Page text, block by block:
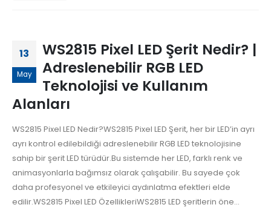
13
May
WS2815 Pixel LED Şerit Nedir? |
Adreslenebilir RGB LED
Teknolojisi ve Kullanım
Alanları
WS2815 Pixel LED Nedir?WS2815 Pixel LED Şerit, her bir LED’in ayrı
ayrı kontrol edilebildiği adreslenebilir RGB LED teknolojisine
sahip bir şerit LED türüdür.Bu sistemde her LED, farklı renk ve
animasyonlarla bağımsız olarak çalışabilir. Bu sayede çok
daha profesyonel ve etkileyici aydınlatma efektleri elde
edilir.WS2815 Pixel LED ÖzellikleriWS2815 LED şeritlerin öne...